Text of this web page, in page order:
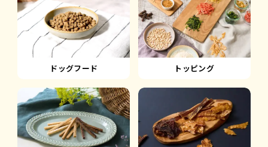
ドッグフード トッピング